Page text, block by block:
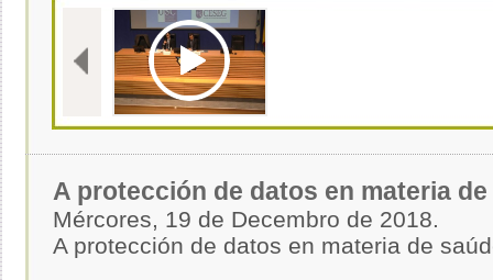
A protección de datos en materia
Mércores, 19 de Decembro de 2018.
A protección de datos en materia de